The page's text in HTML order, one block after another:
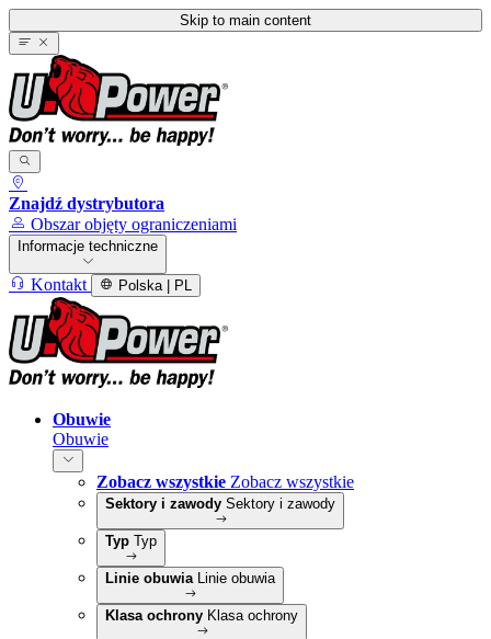
Skip to main content
Znajdź dystrybutora
Obszar objęty ograniczeniami
Informacje techniczne
Kontakt Polska | PL
Obuwie
Obuwie
Zobacz wszystkie Zobacz wszystkie
Sektory i zawody Sektory i zawody
Typ Typ
Linie obuwia Linie obuwia
Klasa ochrony Klasa ochrony